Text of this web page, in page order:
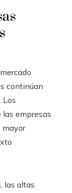
continúan
Los
empresas
mayor
las altas